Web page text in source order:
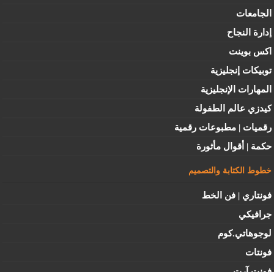
الجامعات
إدارة النجاح
اكس بوينت
توبيكات إنجليزية
المهارات الإنجليزية
كيدزي عالم الطفولة
رقميات | مطبوعات رقمية
حكمة | أقوال مأثورة
خطوط الكتابة والتصميم
فونتاري | فن الخط
جرافيكي
لوجوهاتي.كوم
فونتات